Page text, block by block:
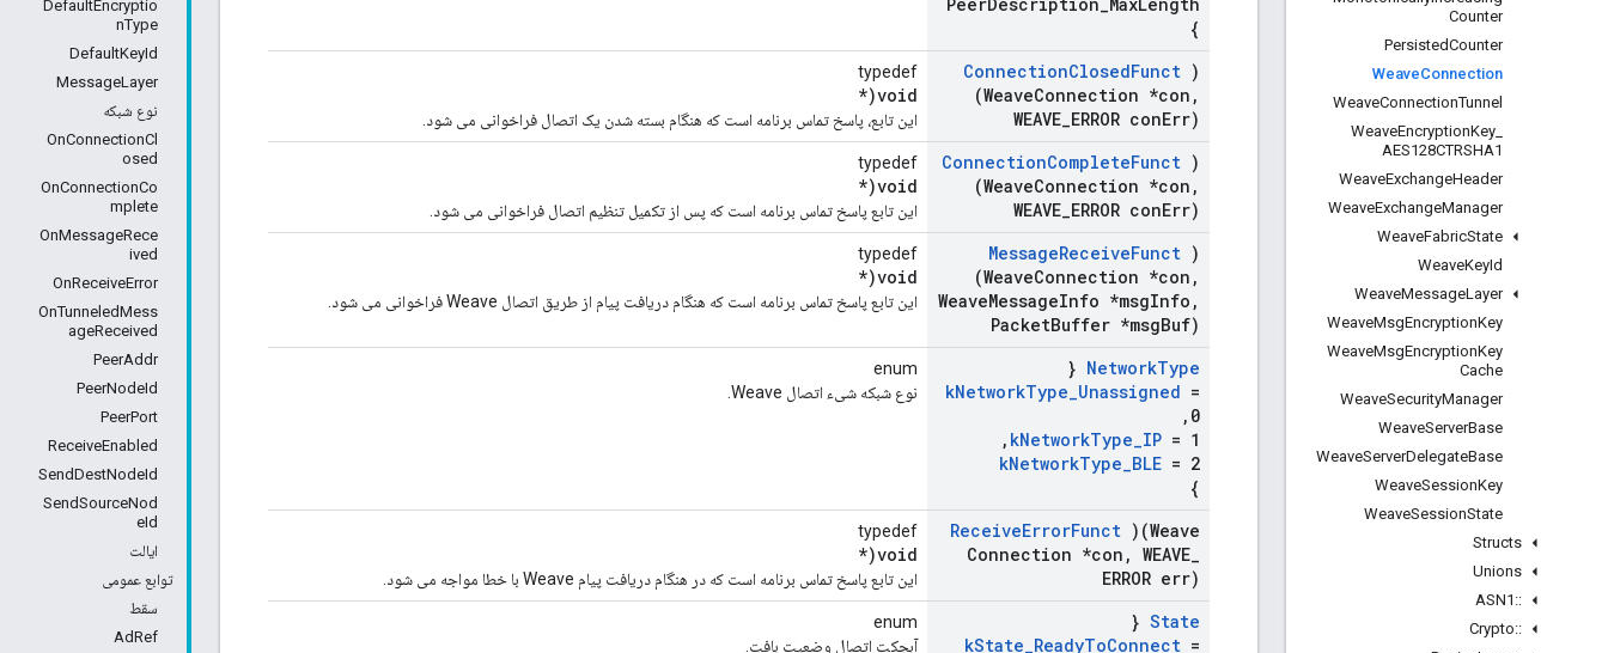
Counter
PersistedCounter
WeaveConnection
WeaveConnectionTunnel
WeaveEncryptionKey
AES128CTRSHA1
WeaveExchangeHeader
WeaveExchangeManager
WeaveFabricState
WeaveKeyId
WeaveMessageLayer
WeaveMsgEncryptionKey
WeaveMsgEncryptionKey
Cache
WeaveSecurityManager
WeaveServerBase
WeaveServerDelegateBase
WeaveSessionKey
WeaveSessionState
Structs
Unions
::
ASN1
::
Crypto
DefaultEncryptio
nType
DefaultKeyId
MessageLayer
نوع شبکه
OnConnectionCl
osed
OnConnectionCo
mplete
OnMessageRece
ived
OnReceiveError
OnTunneledMess
ageReceived
PeerAddr
PeerNodeId
PeerPort
ReceiveEnabled
SendDestNodeId
SendSourceNod
eId
ایالت
توابع عمومی
سقط
AdRef
}
ConnectionClosedFunct )
(WeaveConnection *con ,
WEAVE ERROR conErr)
typedef
void(*
این تابع، پاسخ تماس برنامه است که هنگام بسته شدن یک اتصال فراخوانی می شود.
ConnectionCompleteFunct )
(WeaveConnection *con ,
WEAVE ERROR conErr)
typedef
void(*
این تابع پاسخ تماس برنامه است که پس از تکمیل تنظیم اتصال فراخوانی می شود.
MessageReceiveFunct )
(WeaveConnection *con ,
WeaveMessageInfo *msgInfo ,
PacketBuffer *msgBuf)
typedef
void(*
این تابع پاسخ تماس برنامه است که هنگام دریافت پیام از طریق اتصال Weave فراخوانی می شود.
NetworkType
{
kNetworkType_Unassigned =
0
,
kNetworkType_IP = 1
,
kNetworkType_BLE = 2
}
enum
نوع شبکه شیء اتصال Weave.
ReceiveErrorFunct )(Weave
Connection *con , WEAVE
ERROR err)
typedef
void(*
این تابع پاسخ تماس برنامه است که در هنگام دریافت پیام Weave با خطا مواجه می شود.
State
{
kState_ReadyToConnect =
enum
آبجکت اتصال وضعیت بافت.